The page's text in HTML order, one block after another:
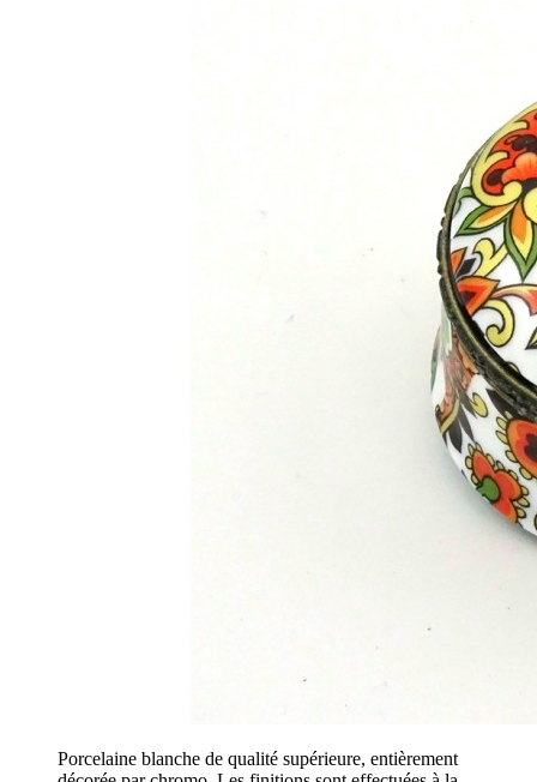
Porcelaine blanche de qualité supérieure, entièrement